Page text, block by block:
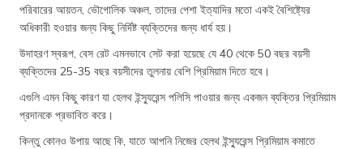
পরিবারের আয়তন, ভৌগোলিক অঞ্চল, তাদের পেশা ইত্যাদির মতো একই বৈশিষ্ট্যের
অধিকারী হওয়ার জন্য কিছু নির্দিষ্ট ব্যক্তিদের জন্য ধার্য হয়।
উদাহরণ স্বরূপ, বেস রেট এমনভাবে সেট করা হয়েছে যে 40 থেকে 50 বছর বয়সী
ব্যক্তিদের 25-35 বছর বয়সীদের তুলনায় বেশি প্রিমিয়াম দিতে হবে।
এগুলি এমন কিছু কারণ যা হেলথ ইন্স্যুরেন্স পলিসি পাওয়ার জন্য একজন ব্যক্তির প্রিমিয়াম
প্রদানকে প্রভাবিত করে।
কিন্তু কোনও উপায় আছে কি, যাতে আপনি নিজের হেলথ ইন্স্যুরেন্স প্রিমিয়াম কমাতে